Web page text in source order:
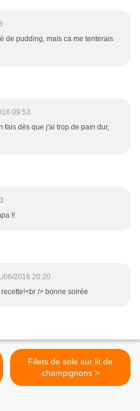
de pudding, mais ca me tenterais
09:53
fais dès que j'ai trop de pain dur,
!!
06/2016 20:20
/> bonne soirée
Filets de sole sur lit de
champignons >